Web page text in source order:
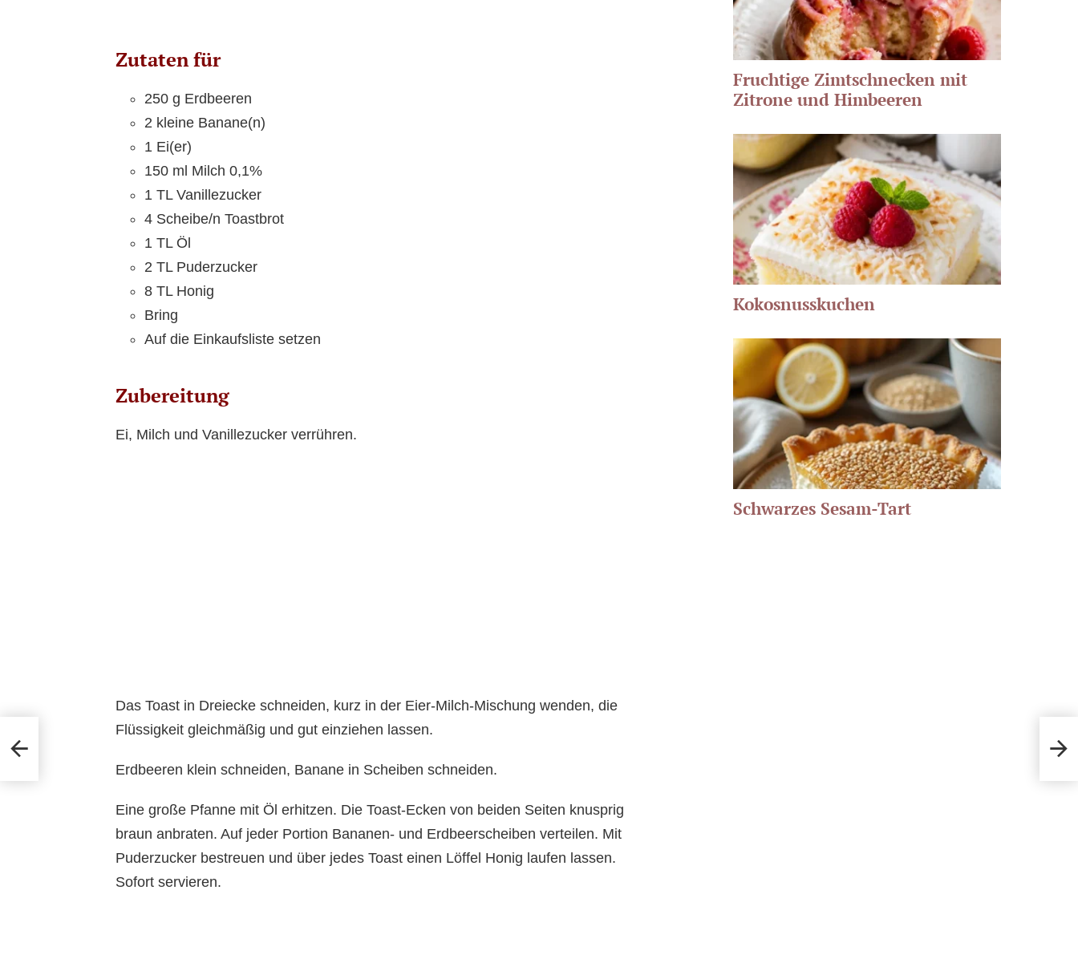
Zutaten für
250 g Erdbeeren
2 kleine Banane(n)
1 Ei(er)
150 ml Milch 0,1%
1 TL Vanillezucker
4 Scheibe/n Toastbrot
1 TL Öl
2 TL Puderzucker
8 TL Honig
Bring
Auf die Einkaufsliste setzen
Zubereitung
Ei, Milch und Vanillezucker verrühren.
Das Toast in Dreiecke schneiden, kurz in der Eier-Milch-Mischung wenden, die
Flüssigkeit gleichmäßig und gut einziehen lassen.
Erdbeeren klein schneiden, Banane in Scheiben schneiden.
Eine große Pfanne mit Öl erhitzen. Die Toast-Ecken von beiden Seiten knusprig
braun anbraten. Auf jeder Portion Bananen- und Erdbeerscheiben verteilen. Mit
Puderzucker bestreuen und über jedes Toast einen Löffel Honig laufen lassen.
Sofort servieren.
Fruchtige Zimtschnecken mit
Zitrone und Himbeeren
Kokosnusskuchen
Schwarzes Sesam-Tart